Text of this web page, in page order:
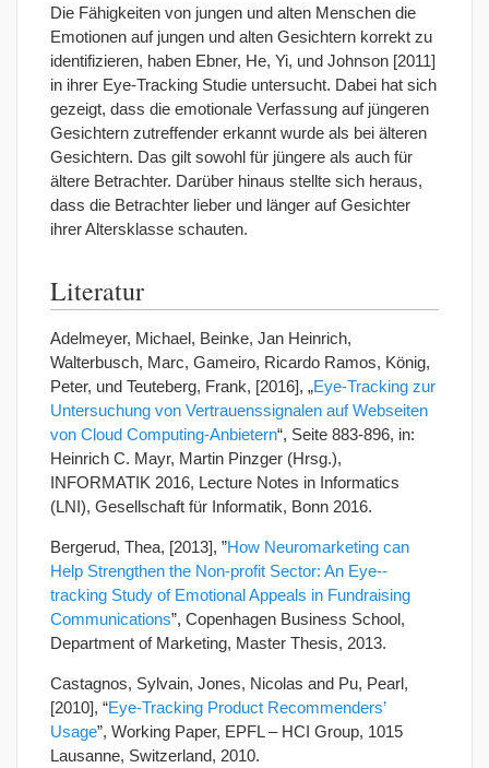
Die Fähigkeiten von jungen und alten Menschen die
Emotionen auf jungen und alten Gesichtern korrekt zu
identifizieren, haben Ebner, He, Yi, und Johnson [2011]
in ihrer Eye-Tracking Studie untersucht. Dabei hat sich
gezeigt, dass die emotionale Verfassung auf jüngeren
Gesichtern zutreffender erkannt wurde als bei älteren
Gesichtern. Das gilt sowohl für jüngere als auch für
ältere Betrachter. Darüber hinaus stellte sich heraus,
dass die Betrachter lieber und länger auf Gesichter
ihrer Altersklasse schauten.
Literatur
Adelmeyer, Michael, Beinke, Jan Heinrich,
Walterbusch, Marc, Gameiro, Ricardo Ramos, König,
Peter, und Teuteberg, Frank, [2016], „Eye-Tracking zur
Untersuchung von Vertrauenssignalen auf Webseiten
von Cloud Computing-Anbietern“, Seite 883-896, in:
Heinrich C. Mayr, Martin Pinzger (Hrsg.),
INFORMATIK 2016, Lecture Notes in Informatics
(LNI), Gesellschaft für Informatik, Bonn 2016.
Bergerud, Thea, [2013], ”How Neuromarketing can
Help Strengthen the Non-­profit Sector: An Eye-­‐
tracking Study of Emotional Appeals in Fundraising
Communications”, Copenhagen Business School,
Department of Marketing, Master Thesis, 2013.
Castagnos, Sylvain, Jones, Nicolas and Pu, Pearl,
[2010], “Eye-Tracking Product Recommenders’
Usage”, Working Paper, EPFL – HCI Group, 1015
Lausanne, Switzerland, 2010.